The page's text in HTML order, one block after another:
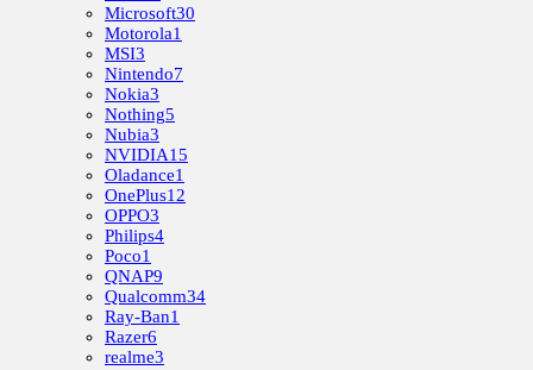
Microsoft30
Motorola1
MSI3
Nintendo7
Nokia3
Nothing5
Nubia3
NVIDIA15
Oladance1
OnePlus12
OPPO3
Philips4
Poco1
QNAP9
Qualcomm34
Ray-Ban1
Razer6
realme3